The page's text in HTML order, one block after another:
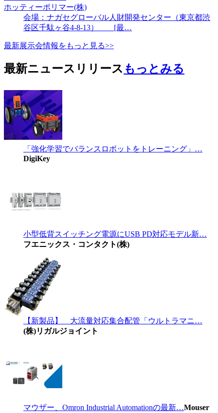
ホッティーポリマー(株)
会場：ナガセグローバル人財開発センター（東京都渋
谷区千駄ヶ谷4-8-13） [最…
最新展示会情報をもっと見る>>
最新ニュースリリース もっとみる
「強化学習でバランスロボットをトレーニング」…
DigiKey
小型低背スイッチング電源にUSB PD対応モデル新…
フエニックス・コンタクト(株)
【新製品】 大流量対応集合配管「ウルトラマニ…
(株)リガルジョイント
マウザー、Omron Industrial Automationの最新…Mouser